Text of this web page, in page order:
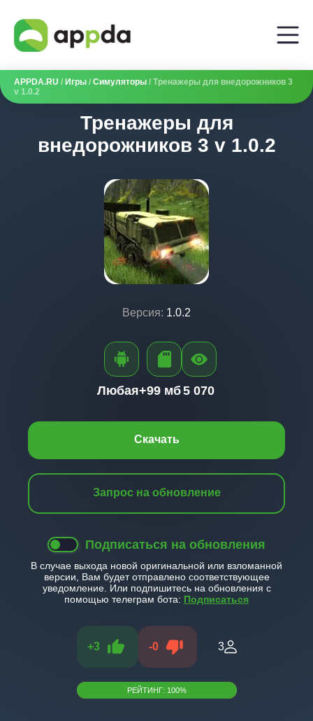
APPDA.RU / Игры / Симуляторы / Тренажеры для внедорожников 3
v 1.0.2
Тренажеры для
внедорожников 3 v 1.0.2
Версия: 1.0.2
Скачать
Запрос на обновление
Подписаться на обновления
В случае выхода новой оригинальной или взломанной
версии, Вам будет отправлено соответствующее
уведомление. Или подпишитесь на обновления с
помощью телеграм бота: Подписаться
+3 -0 3
РЕЙТИНГ: 100%
Любая+99 мб5 070